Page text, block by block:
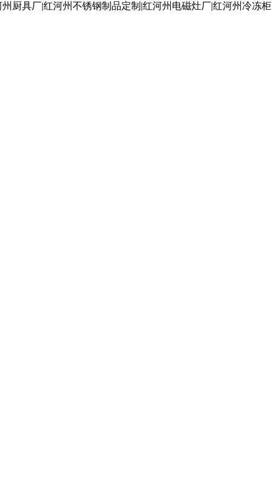
厨具厂|红河州不锈钢制品定制|红河州电磁灶厂|红河州冷冻柜